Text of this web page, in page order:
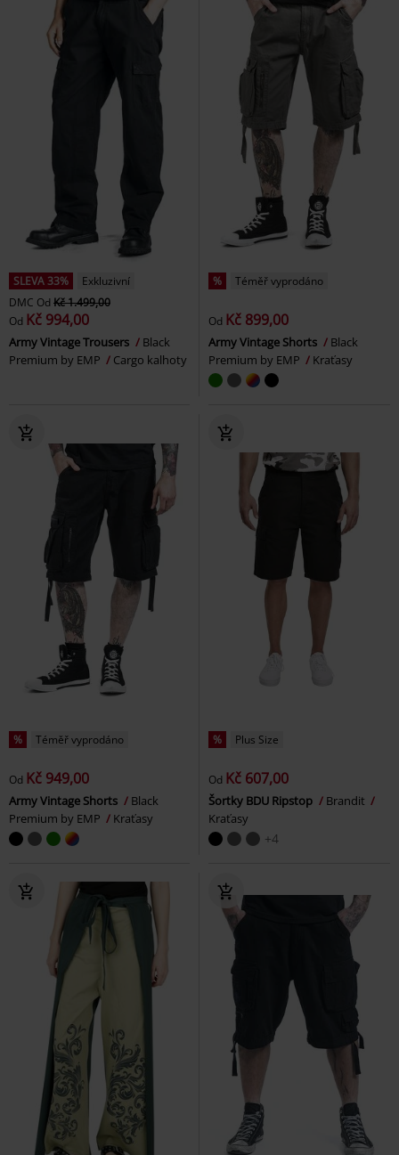
SLEVA 33%
Exkluzivní
DMC Od Kč 1.499,00
Od Kč 994,00
Army Vintage Trousers
Black
Premium by EMP
Cargo kalhoty
% Téměř vyprodáno
Od Kč 899,00
Army Vintage Shorts
Black
Premium by EMP
Kraťasy
% Téměř vyprodáno
Od Kč 949,00
Army Vintage Shorts
Black
Premium by EMP
Kraťasy
% Plus Size
Od Kč 607,00
Šortky BDU Ripstop
Brandit
Kraťasy
+4